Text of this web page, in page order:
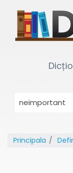
Principala